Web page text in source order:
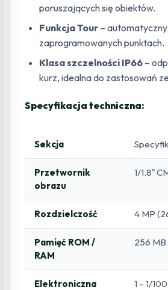
poruszających się obiektów.
Funkcja Tour –
zaprogramowanych punktach.
Klasa szczelności IP66 –
kurz, idealna do zastosowań
Specyfikacja techniczna:
Sekcja
Przetwornik
obrazu
1/1.8″
Rozdzielczość 4 MP
Pamięć ROM /
RAM
256
Elektroniczna
1 – 1/